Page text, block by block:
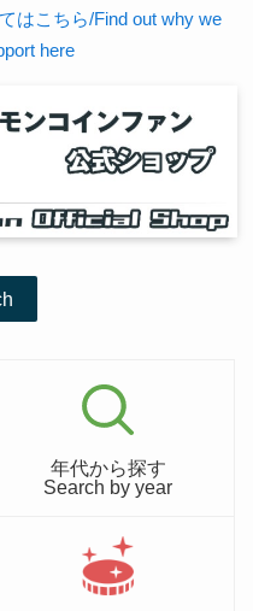
はこちら/Find out why we
here
年代から探す
Search by year